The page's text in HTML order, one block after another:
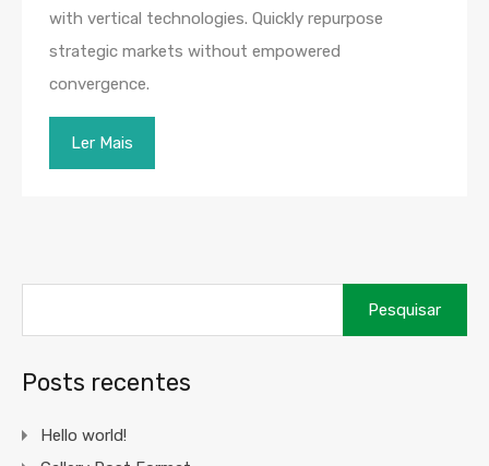
with vertical technologies. Quickly repurpose
strategic markets without empowered
convergence.
Ler Mais
por:
Posts recentes
Hello world!